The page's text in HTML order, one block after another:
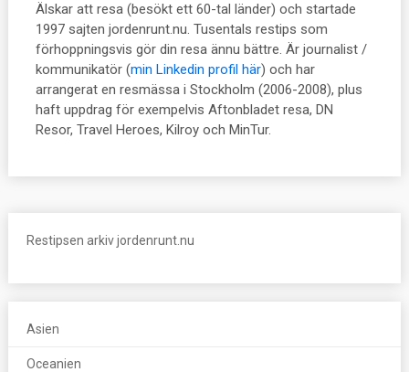
Älskar att resa (besökt ett 60-tal länder) och startade
1997 sajten jordenrunt.nu. Tusentals restips som
förhoppningsvis gör din resa ännu bättre. Är journalist /
kommunikatör (min Linkedin profil här) och har
arrangerat en resmässa i Stockholm (2006-2008), plus
haft uppdrag för exempelvis Aftonbladet resa, DN
Resor, Travel Heroes, Kilroy och MinTur.
Restipsen arkiv jordenrunt.nu
Asien
Oceanien